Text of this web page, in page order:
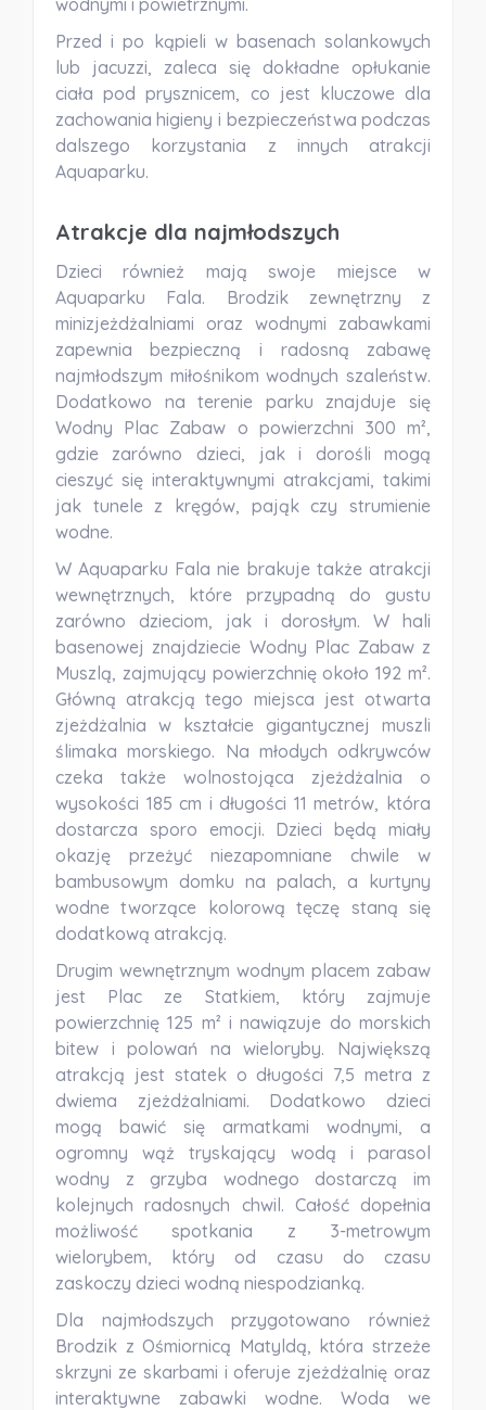
wodnymi i powietrznymi.
Przed i po kąpieli w basenach solankowych
lub jacuzzi, zaleca się dokładne opłukanie
ciała pod prysznicem, co jest kluczowe dla
zachowania higieny i bezpieczeństwa podczas
dalszego korzystania z innych atrakcji
Aquaparku.
Atrakcje dla najmłodszych
Dzieci również mają swoje miejsce w
Aquaparku Fala. Brodzik zewnętrzny z
minizjeżdżalniami oraz wodnymi zabawkami
zapewnia bezpieczną i radosną zabawę
najmłodszym miłośnikom wodnych szaleństw.
Dodatkowo na terenie parku znajduje się
Wodny Plac Zabaw o powierzchni 300 m²,
gdzie zarówno dzieci, jak i dorośli mogą
cieszyć się interaktywnymi atrakcjami, takimi
jak tunele z kręgów, pająk czy strumienie
wodne.
W Aquaparku Fala nie brakuje także atrakcji
wewnętrznych, które przypadną do gustu
zarówno dzieciom, jak i dorosłym. W hali
basenowej znajdziecie Wodny Plac Zabaw z
Muszlą, zajmujący powierzchnię około 192 m².
Główną atrakcją tego miejsca jest otwarta
zjeżdżalnia w kształcie gigantycznej muszli
ślimaka morskiego. Na młodych odkrywców
czeka także wolnostojąca zjeżdżalnia o
wysokości 185 cm i długości 11 metrów, która
dostarcza sporo emocji. Dzieci będą miały
okazję przeżyć niezapomniane chwile w
bambusowym domku na palach, a kurtyny
wodne tworzące kolorową tęczę staną się
dodatkową atrakcją.
Drugim wewnętrznym wodnym placem zabaw
jest Plac ze Statkiem, który zajmuje
powierzchnię 125 m² i nawiązuje do morskich
bitew i polowań na wieloryby. Największą
atrakcją jest statek o długości 7,5 metra z
dwiema zjeżdżalniami. Dodatkowo dzieci
mogą bawić się armatkami wodnymi, a
ogromny wąż tryskający wodą i parasol
wodny z grzyba wodnego dostarczą im
kolejnych radosnych chwil. Całość dopełnia
możliwość spotkania z 3-metrowym
wielorybem, który od czasu do czasu
zaskoczy dzieci wodną niespodzianką.
Dla najmłodszych przygotowano również
Brodzik z Ośmiornicą Matyldą, która strzeże
skrzyni ze skarbami i oferuje zjeżdżalnię oraz
interaktywne zabawki wodne. Woda we